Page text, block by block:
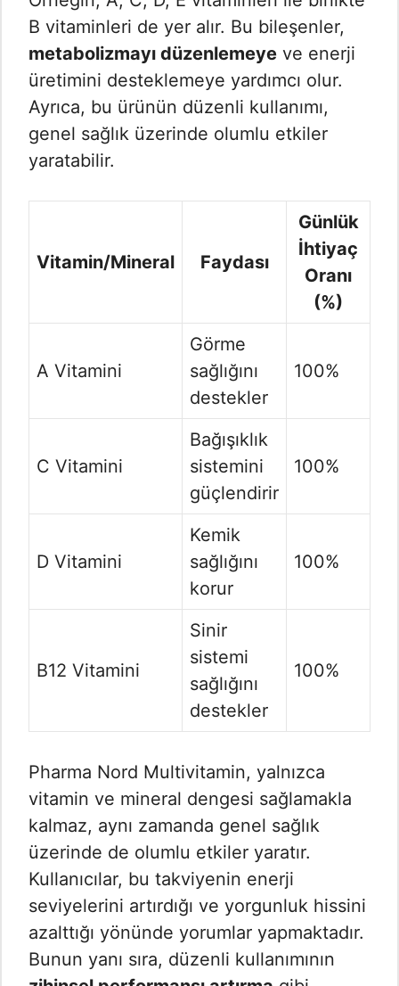
B vitaminleri de yer alır. Bu bileşenler,
metabolizmayı düzenlemeye ve enerji
üretimini desteklemeye yardımcı olur.
Ayrıca, bu ürünün düzenli kullanımı,
genel sağlık üzerinde olumlu etkiler
yaratabilir.
Vitamin/Mineral Faydası
Günlük
İhtiyaç
Oranı
(%)
A Vitamini
Görme
sağlığını
destekler
100%
C Vitamini
Bağışıklık
sistemini
güçlendirir
100%
D Vitamini
Kemik
sağlığını
korur
100%
B12 Vitamini
Sinir
sistemi
sağlığını
destekler
100%
Pharma Nord Multivitamin, yalnızca
vitamin ve mineral dengesi sağlamakla
kalmaz, aynı zamanda genel sağlık
üzerinde de olumlu etkiler yaratır.
Kullanıcılar, bu takviyenin enerji
seviyelerini artırdığı ve yorgunluk hissini
azalttığı yönünde yorumlar yapmaktadır.
Bunun yanı sıra, düzenli kullanımının